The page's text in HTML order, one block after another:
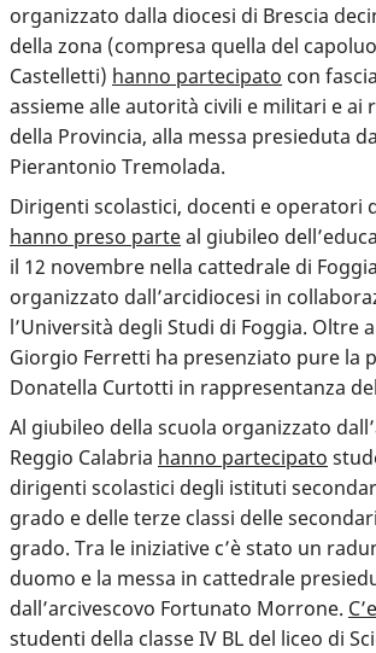
organizzato dalla diocesi di Brescia
della zona (compresa quella del
Castelletti) hanno partecipato con
assieme alle autorità civili e militari e ai
della Provincia, alla messa presieduta
Pierantonio Tremolada.
Dirigenti scolastici, docenti e operatori
hanno preso parteal giubileo
il 12 novembre nella cattedrale di
organizzato dall’arcidiocesi in
l’Università degli Studi di Foggia. Oltre
Giorgio Ferretti ha presenziato pure la
Donatella Curtotti in rappresentanza
Al giubileo della scuola organizzato
Reggio Calabria hanno partecipato
dirigenti scolastici degli istituti
grado e delle terze classi delle
grado. Tra le iniziative c’è stato un
duomo e la messa in cattedrale
dall’arcivescovo Fortunato Morrone.
studenti della classe IV BL del liceo di